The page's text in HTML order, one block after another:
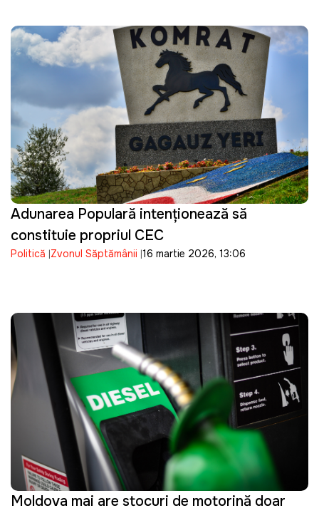
Adunarea Populară intenționează să
constituie propriul CEC
Politică Zvonul Săptămânii 16 martie 2026, 13:06
Moldova mai are stocuri de motorină doar